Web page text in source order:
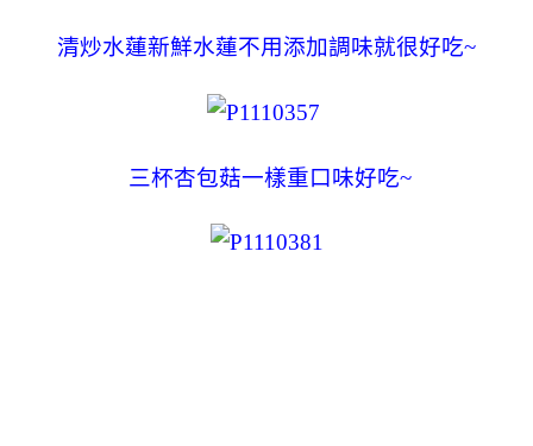
清炒水蓮新鮮水蓮不用添加調味就很好吃~
三杯杏包菇一樣重口味好吃~